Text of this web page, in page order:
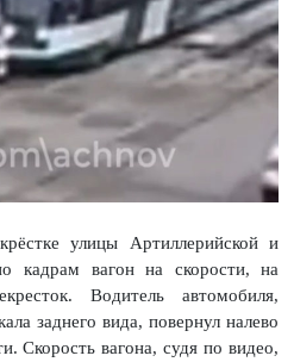
улицы Артиллерийской и
кадрам вагон на скорости, на
Водитель автомобиля,
заднего вида, повернул налево
Скорость вагона, судя по видео,